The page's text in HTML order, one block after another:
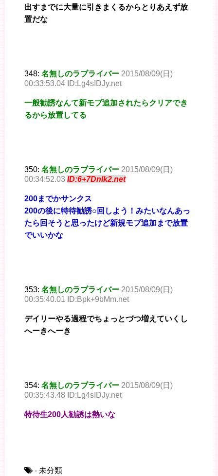
出すまでに大量に引きまくるからとりあえず放
置だな
348: 名無しのラブライバー 2015/08/09(日)
00:33:53.04 ID:Lg4sIDJy.net
一般勧誘なんて新モブ追加されたらクリアでき
るから放置してる
350: 名無しのラブライバー 2015/08/09(日)
00:34:52.03 ID:6+7Dnlk2.net
200までかサンクス
200の後に特待勧誘○回しよう！みたいなんあっ
たら回そうと思ったけど新規モブ追加まで放置
でいいかな
353: 名無しのラブライバー 2015/08/09(日)
00:35:40.01 ID:Bpk+9bMm.net
デイリーやる過程でちょっとづつ増えていくし
へーきへーき
354: 名無しのラブライバー 2015/08/09(日)
00:35:43.48 ID:Lg4sIDJy.net
特待生200人勧誘は熱いな
- 未分類